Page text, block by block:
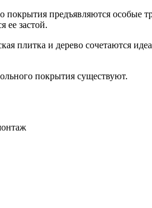
предъявляются
ее застой.
плитка и дерево сочетаются
покрытия существуют.